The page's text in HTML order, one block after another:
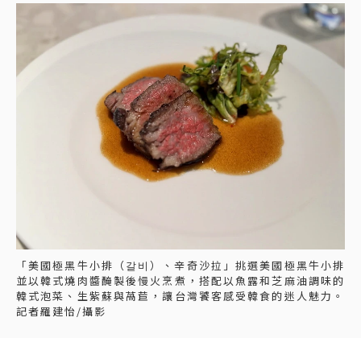
「美國極黑牛小排（갈비）、辛奇沙拉」挑選美國極黑牛小排
並以韓式燒肉醬醃製後慢火烹煮，搭配以魚露和芝麻油調味的
韓式泡菜、生紫蘇與萵苣，讓台灣饕客感受韓食的迷人魅力。
記者羅建怡/攝影